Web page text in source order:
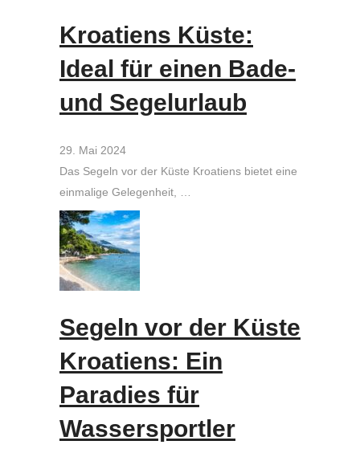
Kroatiens Küste:
Ideal für einen Bade-
und Segelurlaub
29. Mai 2024
Das Segeln vor der Küste Kroatiens bietet eine
einmalige Gelegenheit, …
Segeln vor der Küste
Kroatiens: Ein
Paradies für
Wassersportler